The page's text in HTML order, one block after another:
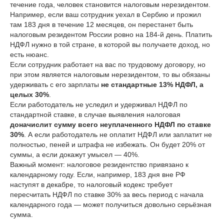
течение года, человек становится налоговым нерезидентом.
Например, если ваш сотрудник уехал в Сербию и прожил
там 183 дня в течение 12 месяцев, он перестанет быть
налоговым резидентом России ровно на 184-й день. Платить
НДФЛ нужно в той стране, в которой вы получаете доход, но
есть нюанс.
Если сотрудник работает на вас по трудовому договору, но
при этом является налоговым нерезидентом, то вы обязаны
удерживать с его зарплаты не стандартные 13% НДФЛ, а
целых 30%
Если работодатель не уследил и удерживал НДФЛ по
стандартной ставке, в случае выявления налоговая
доначислит сумму всего неуплаченного НДФЛ по ставке
30% . А если работодатель не оплатит НДФЛ или заплатит не
полностью, пеней и штрафа не избежать. Он будет 20% от
суммы, а если докажут умысел — 40%.
Важный момент: налоговое резидентство привязано к
календарному году. Если, например, 183 дня вне РФ
наступят в декабре, то налоговый кодекс требует
пересчитать НДФЛ по ставке 30% за весь период с начала
календарного года — может получиться довольно серьёзная
сумма.